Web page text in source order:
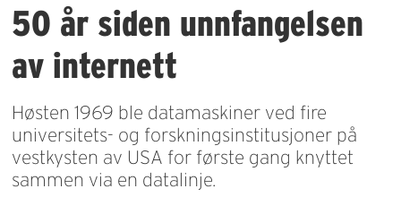
50 år siden unnfangelsen
av internett
Høsten 1969 ble datamaskiner ved fire
universitets- og forskningsinstitusjoner på
vestkysten av USA for første gang knyttet
sammen via en datalinje.